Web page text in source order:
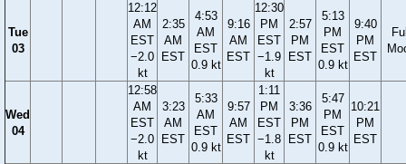
Tue
03
12:12
AM
EST
−2.0
kt
2:35
AM
EST
4:53
AM
EST
0.9 kt
9:16
AM
EST
12:30
PM
EST
−1.9
kt
2:57
PM
EST
5:13
PM
EST
0.9 kt
9:40
PM
EST
Wed
04
12:58
AM
EST
−2.0
kt
3:23
AM
EST
5:33
AM
EST
0.9 kt
9:57
AM
EST
1:11
PM
EST
−1.8
kt
3:36
PM
EST
5:47
PM
EST
0.9 kt
10:21
PM
EST